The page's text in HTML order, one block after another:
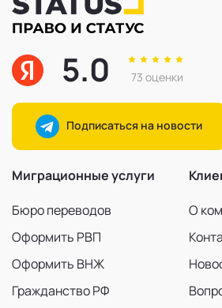
5.0 73 оценки
Подписаться на новости
Миграционные услуги
Бюро переводов
Оформить РВП
Оформить ВНЖ
Гражданство РФ
О